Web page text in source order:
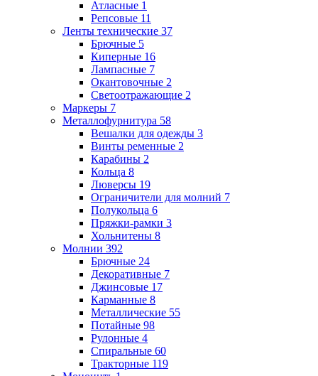
Атласные 1
Репсовые 11
Ленты технические 37
Брючные 5
Киперные 16
Лампасные 7
Окантовочные 2
Светоотражающие 2
Маркеры 7
Металлофурнитура 58
Вешалки для одежды 3
Винты ременные 2
Карабины 2
Кольца 8
Люверсы 19
Ограничители для молний 7
Полукольца 6
Пряжки-рамки 3
Хольнитены 8
Молнии 392
Брючные 24
Декоративные 7
Джинсовые 17
Карманные 8
Металлические 55
Потайные 98
Рулонные 4
Спиральные 60
Тракторные 119